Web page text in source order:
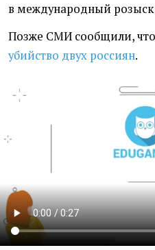
в международный розыск
Позже СМИ сообщили,
убийство двух россиян.